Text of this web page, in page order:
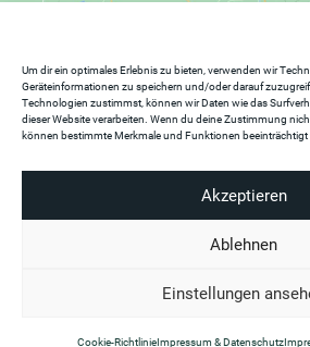
Um dir ein optimales Erlebnis zu bieten, verwenden wir
Geräteinformationen zu speichern und/oder darauf
Technologien zustimmst, können wir Daten wie das
dieser Website verarbeiten. Wenn du deine Zustimmung
können bestimmte Merkmale und Funktionen beeinträchtigt
Akzeptieren
Ablehnen
Einstellungen
Cookie-RichtlinieImpressum & Datenschutz
Instagram
Linkedin